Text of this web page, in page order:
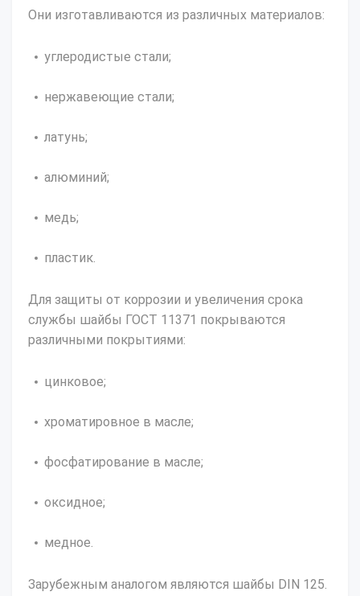
Они изготавливаются из различных материалов:
углеродистые стали;
нержавеющие стали;
латунь;
алюминий;
медь;
пластик.
Для защиты от коррозии и увеличения срока
службы шайбы ГОСТ 11371 покрываются
различными покрытиями:
цинковое;
хроматировное в масле;
фосфатирование в масле;
оксидное;
медное.
Зарубежным аналогом являются шайбы DIN 125.